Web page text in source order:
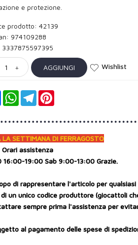
e protezione.
prodotto: 42139
974109288
3337875597395
+ AGGIUNGI Wishlist
FacebookWhatsAppTelegramPinterest
SETTIMANA DI FERRAGOSTO
Orari assistenza
16:00-19:00 Sab 9:00-13:00 Grazie.
di rappresentare l'articolo per
un unico codice produttore (giocattoli
sempre prima l'assistenza per
al pagamento delle spese di